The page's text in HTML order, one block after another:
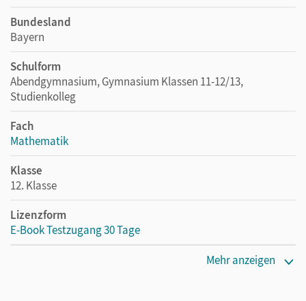
Bundesland
Bayern
Schulform
Abendgymnasium, Gymnasium Klassen 11-12/13,
Studienkolleg
Fach
Mathematik
Klasse
12. Klasse
Lizenzform
E-Book Testzugang 30 Tage
Mehr anzeigen